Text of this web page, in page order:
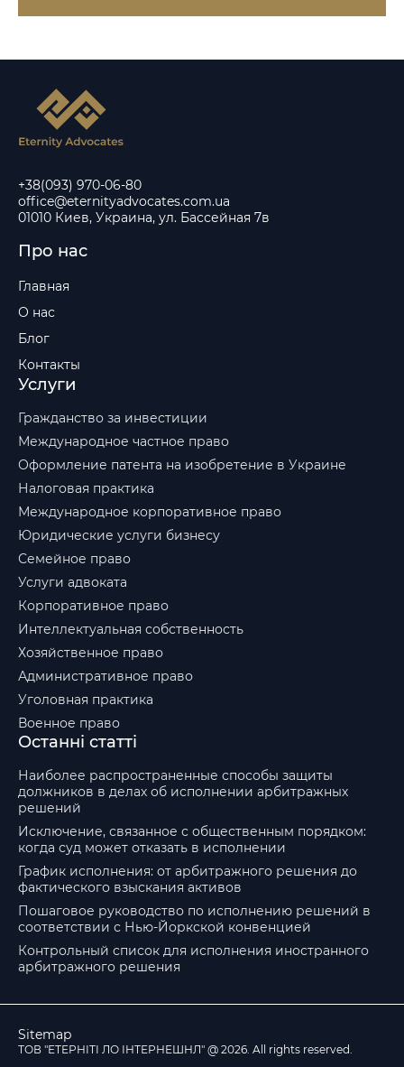
+38(093) 970-06-80
office@eternityadvocates.com.ua
01010 Киев, Украина, ул. Бассейная 7в
Про нас
Главная
О нас
Блог
Контакты
Услуги
Гражданство за инвестиции
Международное частное право
Оформление патента на изобретение в Украине
Налоговая практика
Международное корпоративное право
Юридические услуги бизнесу
Семейное право
Услуги адвоката
Корпоративное право
Интеллектуальная собственность
Хозяйственное право
Административное право
Уголовная практика
Военное право
Останні статті
Наиболее распространенные способы защиты
должников в делах об исполнении арбитражных
решений
Исключение, связанное с общественным порядком:
когда суд может отказать в исполнении
График исполнения: от арбитражного решения до
фактического взыскания активов
Пошаговое руководство по исполнению решений в
соответствии с Нью-Йоркской конвенцией
Контрольный список для исполнения иностранного
арбитражного решения
Sitemap
ТОВ "ЕТЕРНІТІ ЛО ІНТЕРНЕШНЛ" @ 2026. All rights reserved.